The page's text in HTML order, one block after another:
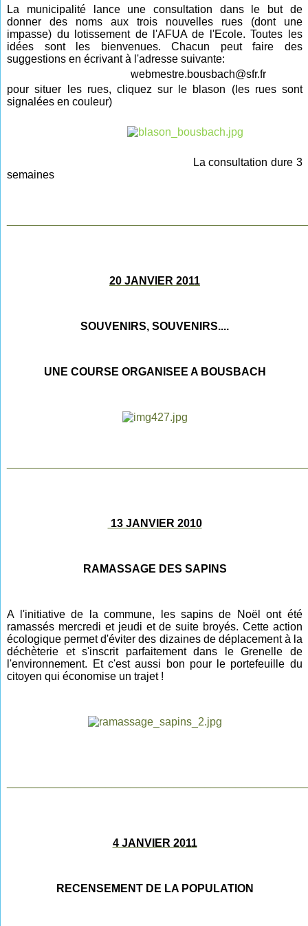
La municipalité lance une consultation dans le but de
donner des noms aux trois nouvelles rues (dont une
impasse) du lotissement de l'AFUA de l'Ecole. Toutes les
idées sont les bienvenues. Chacun peut faire des
suggestions en écrivant à l'adresse suivante:
webmestre.bousbach@sfr.fr
pour situer les rues, cliquez sur le blason (les rues sont
signalées en couleur)
La consultation dure 3
semaines
20 JANVIER 2011
SOUVENIRS, SOUVENIRS....
UNE COURSE ORGANISEE A BOUSBACH
13 JANVIER 2010
RAMASSAGE DES SAPINS
A l'initiative de la commune, les sapins de Noël ont été
ramassés mercredi et jeudi et de suite broyés. Cette action
écologique permet d'éviter des dizaines de déplacement à la
déchèterie et s'inscrit parfaitement dans le Grenelle de
l'environnement. Et c'est aussi bon pour le portefeuille du
citoyen qui économise un trajet !
4 JANVIER 2011
RECENSEMENT DE LA POPULATION